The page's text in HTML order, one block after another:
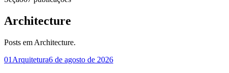
Architecture
Posts em Architecture.
01 Arquitetura6 de agosto de 2026